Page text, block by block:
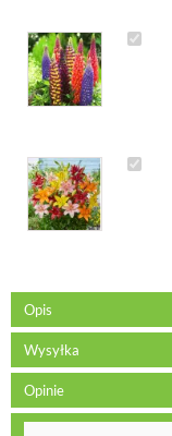
Opis
Wysyłka
Opinie